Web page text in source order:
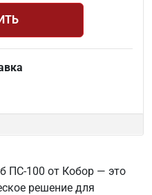
ПС-100 от Кобор — это
решение для